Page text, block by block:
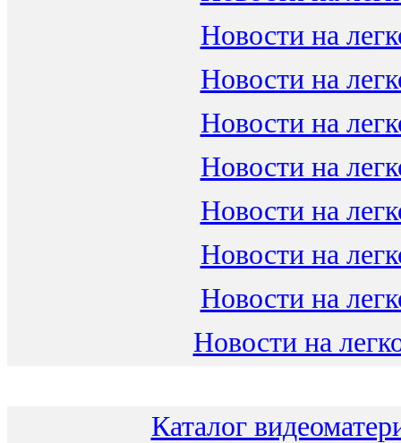
Новости на
Новости на
Новости на
Новости на
Новости на
Новости на
Новости на
Новости на
Каталог